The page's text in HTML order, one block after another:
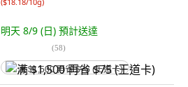
明天 8/9 (日) 預計送達
(58)
满 $1,500 再省 $75 (王道卡)